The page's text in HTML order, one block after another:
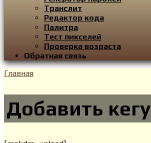
Транслит
Редактор кода
Палитра
Тест пикселей
Проверка возраста
Обратная связь
Главная
Добавить кегу